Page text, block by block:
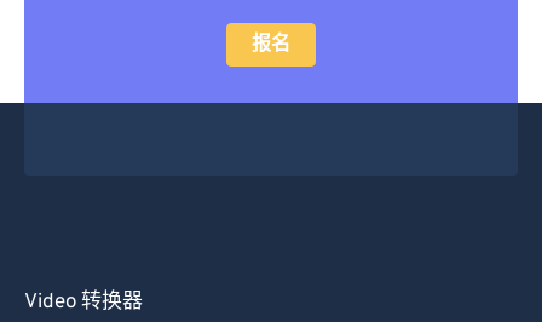
报名
Video 转换器